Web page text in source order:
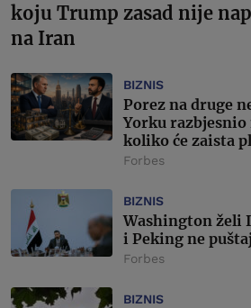
koju Trump zasad nije
na Iran
BIZNIS
Porez na druge
Yorku
koliko će zaista
Forbes
BIZNIS
Washington želi
i Peking ne
Forbes
BIZNIS